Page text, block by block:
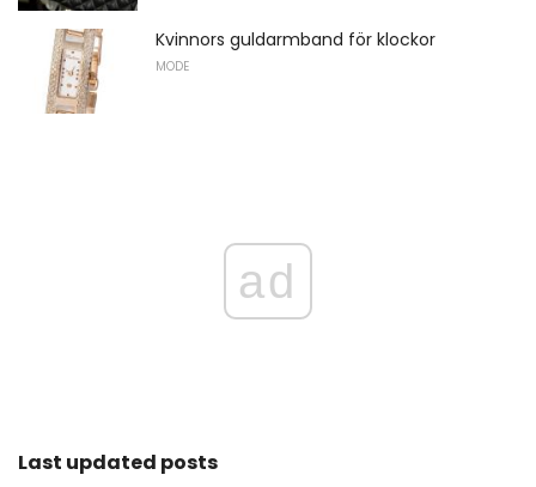
Kvinnors guldarmband för klockor
MODE
ad
Last updated posts